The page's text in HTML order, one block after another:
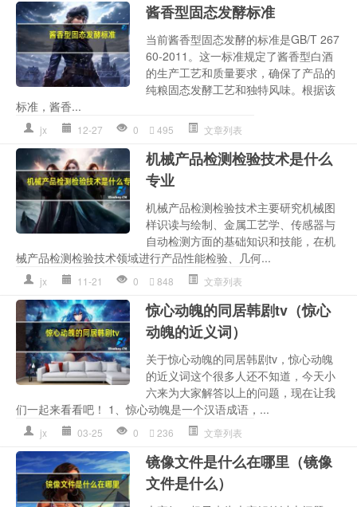
酱香型固态发酵标准
当前酱香型固态发酵的标准是GB/T 267
60-2011。这一标准规定了酱香型白酒
的生产工艺和质量要求，确保了产品的
纯粮固态发酵工艺和独特风味。根据该
标准，酱香...
jx 12-27 0 495 文章列表
机械产品检测检验技术是什么
专业
机械产品检测检验技术主要研究机械图
样识读与绘制、金属工艺学、传感器与
自动检测方面的基础知识和技能，在机
械产品检测检验技术领域进行产品性能检验、几何...
jx 11-21 0 848 文章列表
惊心动魄的同居韩剧tv（惊心
动魄的近义词）
关于惊心动魄的同居韩剧tv，惊心动魄
的近义词这个很多人还不知道，今天小
六来为大家解答以上的问题，现在让我
们一起来看看吧！ 1、惊心动魄是一个汉语成语，...
jx 03-25 0 236 文章列表
镜像文件是什么在哪里（镜像
文件是什么）